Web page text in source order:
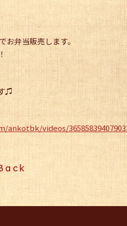
お弁当販売します。
♫
ankotbk/videos/